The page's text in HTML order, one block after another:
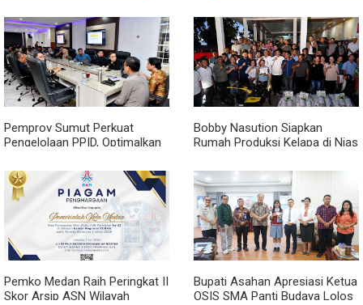
Pemprov Sumut Perkuat
Pengelolaan PPID, Optimalkan
Nomor 2 Tahun 2026
Bobby Nasution Siapkan
Rumah Produksi Kelapa di Nias
Pemko Medan Raih Peringkat II
Skor Arsip ASN Wilayah
Bupati Asahan Apresiasi Ketua
OSIS SMA Panti Budaya Lolos